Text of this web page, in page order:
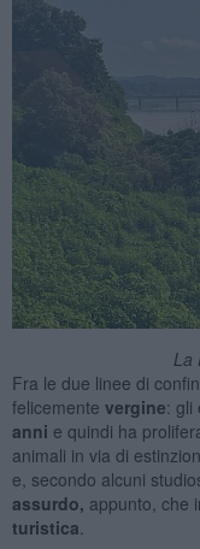
La
Fra le due linee di
felicemente vergine: gli
anni e quindi ha
animali in via di
e, secondo alcuni
assurdo, appunto, che
turistica